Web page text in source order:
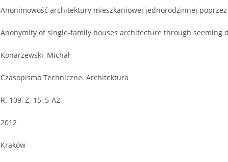
Anonimowość architektury mieszkaniowej jednorodzinnej
Anonymity of single-family houses architecture through seeming
Konarzewski, Michał
Czasopismo Techniczne. Architektura
R. 109, Z. 15, 5-A2
2012
Kraków